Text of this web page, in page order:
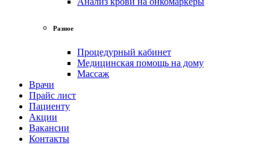
Разное
Процедурный кабинет
Медицинская помощь на дому
Массаж
Врачи
Прайс лист
Пациенту
Акции
Вакансии
Контакты